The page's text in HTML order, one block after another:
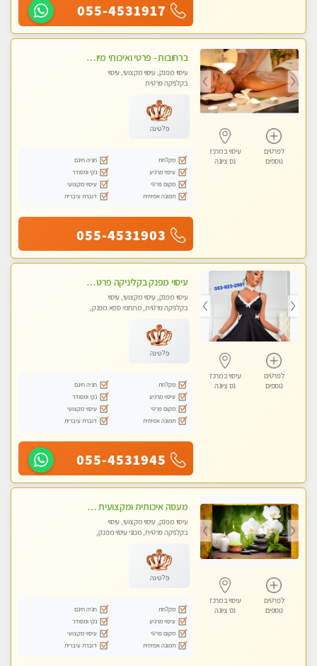
055-4531917
לפרטים
נוספים
עיסוי במרכז
נס ציונה
ברחובות - פרטי ואיכותי מיוחד קלאסי עיסוי לאורך כל הגוף!
עיסוי מפנק, עיסוי מקצועי, עיסוי
בקלניקה פרטית
פלטינה
מקלחת
חניה חינם
עיסוי מרגיע
נקי ומסודר
מקום פרטי
עיסוי מקצועי
תמונה אמיתית
דוברת עיברית
055-4531903
לפרטים
נוספים
עיסוי במרכז
נס ציונה
עיסוי מפנק בקליניקה פרטית לרציניים בלבד! מומלץ! פרטית בראשון -לציון
עיסוי מפנק, עיסוי מקצועי, עיסוי
בקלניקה פרטית, מתחמי ספא מפנק,
פלטינה
מקלחת
חניה חינם
עיסוי מרגיע
נקי ומסודר
מקום פרטי
עיסוי מקצועי
תמונה אמיתית
דוברת עיברית
055-4531945
לפרטים
נוספים
עיסוי במרכז
נס ציונה
מעסה איכותית ומקצועית מאוד בראשון לציון
עיסוי מפנק, עיסוי מקצועי, עיסוי
בקלניקה פרטית, מכוני עיסוי מפנק,
פלטינה
מקלחת
חניה חינם
עיסוי מרגיע
נקי ומסודר
מקום פרטי
עיסוי מקצועי
תמונה אמיתית
דוברת עיברית